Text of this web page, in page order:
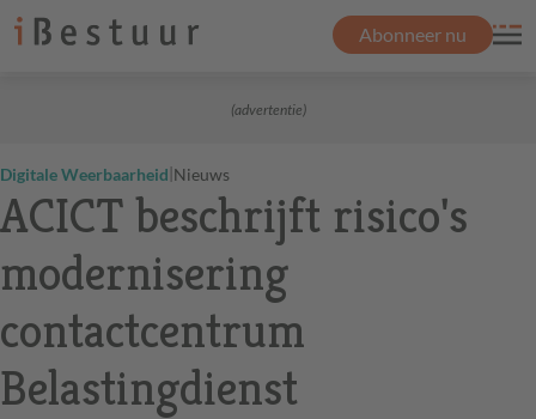
Abonneer nu
(advertentie)
Digitale Weerbaarheid|Nieuws
ACICT beschrijft risico's
modernisering
contactcentrum
Belastingdienst